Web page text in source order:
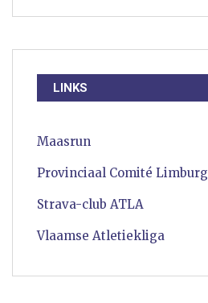
LINKS
Maasrun
Provinciaal Comité Limburg
Strava-club ATLA
Vlaamse Atletiekliga